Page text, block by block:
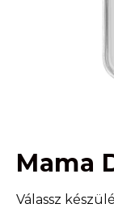
Mama
Válassz